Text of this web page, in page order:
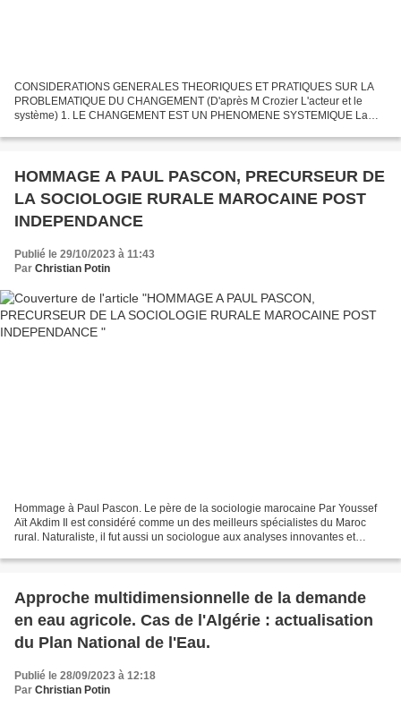
CONSIDERATIONS GENERALES THEORIQUES ET PRATIQUES SUR LA
PROBLEMATIQUE DU CHANGEMENT (D'après M Crozier L'acteur et le
système) 1. LE CHANGEMENT EST UN PHENOMENE SYSTEMIQUE La
souvent...
HOMMAGE A PAUL PASCON, PRECURSEUR DE
LA SOCIOLOGIE RURALE MAROCAINE POST
INDEPENDANCE
Publié le 29/10/2023 à 11:43
Par Christian Potin
Hommage à Paul Pascon. Le père de la sociologie marocaine Par Youssef
Aït Akdim Il est considéré comme un des meilleurs spécialistes du Maroc
rural. Naturaliste, il fut aussi un sociologue aux analyses innovantes et
Approche multidimensionnelle de la demande
en eau agricole. Cas de l'Algérie : actualisation
du Plan National de l'Eau.
Publié le 28/09/2023 à 12:18
Par Christian Potin